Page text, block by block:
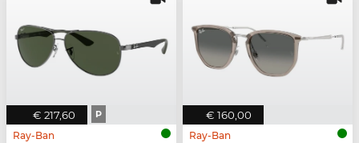
€ 217,60 P
Ray-Ban
€ 160,00
Ray-Ban